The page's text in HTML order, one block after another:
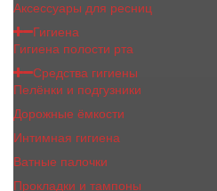
Аксессуары для ресниц
Гигиена
Гигиена полости рта
Средства гигиены
Пелёнки и подгузники
Дорожные ёмкости
Интимная гигиена
Ватные палочки
Прокладки и тампоны